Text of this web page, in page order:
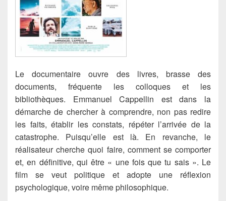
Le documentaire ouvre des livres, brasse des
documents, fréquente les colloques et les
bibliothèques. Emmanuel Cappellin est dans la
démarche de chercher à comprendre, non pas redire
les faits, établir les constats, répéter l’arrivée de la
catastrophe. Puisqu’elle est là. En revanche, le
réalisateur cherche quoi faire, comment se comporter
et, en définitive, qui être « une fois que tu sais ». Le
film se veut politique et adopte une réflexion
psychologique, voire même philosophique.